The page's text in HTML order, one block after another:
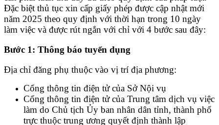
Đặc biệt thủ tục xin cấp giấy phép được cập nhật mới
năm 2025 theo quy định với thời hạn trong 10 ngày
làm việc và được rút ngắn với chỉ với 4 bước sau đây:
Bước 1: Thông báo tuyển dụng
Địa chỉ đăng phụ thuộc vào vị trí địa phương:
Cổng thông tin điện tử của Sở Nội vụ
Cổng thông tin điện tử của Trung tâm dịch vụ việc
làm do Chủ tịch Ủy ban nhân dân tỉnh, thành phố
trực thuộc trung ương quyết định thành lập